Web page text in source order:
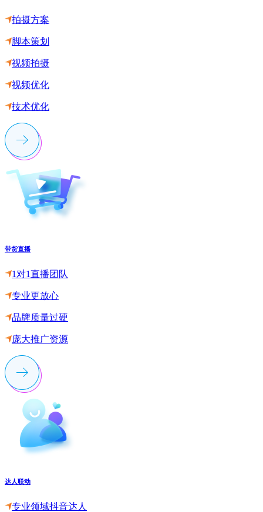
拍摄方案
脚本策划
视频拍摄
视频优化
技术优化
带货直播
1对1直播团队
专业更放心
品牌质量过硬
庞大推广资源
达人联动
专业领域抖音达人